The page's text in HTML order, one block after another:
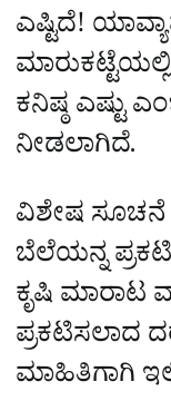
ಎಷ್ಟಿದೆ!
ಕನಿಷ್ಠ ಎಷ್ಟು
ನೀಡಲಾಗಿದೆ.
ವಿಶೇಷ ಸೂಚನೆ
ಬೆಲೆಯನ್ನ
ಕೃಷಿ ಮಾರಾಟ
ಪ್ರಕಟಿಸಲಾದ
ಮಾಹಿತಿಗಾಗಿ